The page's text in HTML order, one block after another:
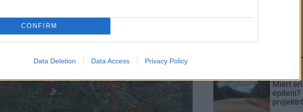
CONFIRM
Data Deletion Data Access Privacy Policy
Miért
építeni?